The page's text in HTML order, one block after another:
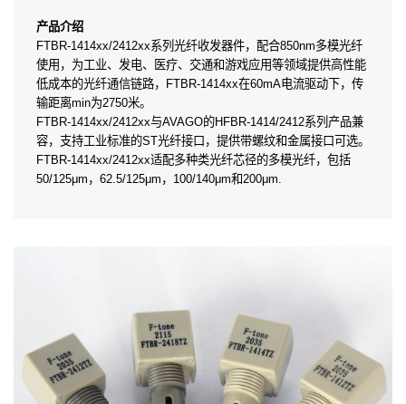
产品介绍
FTBR-1414xx/2412xx系列光纤收发器件，配合850nm多模光纤
使用，为工业、发电、医疗、交通和游戏应用等领域提供高性能
低成本的光纤通信链路，FTBR-1414xx在60mA电流驱动下，传
输距离min为2750米。
FTBR-1414xx/2412xx与AVAGO的HFBR-1414/2412系列产品兼
容，支持工业标准的ST光纤接口，提供带螺纹和金属接口可选。
FTBR-1414xx/2412xx适配多种类光纤芯径的多模光纤，包括
50/125μm，62.5/125μm，100/140μm和200μm.